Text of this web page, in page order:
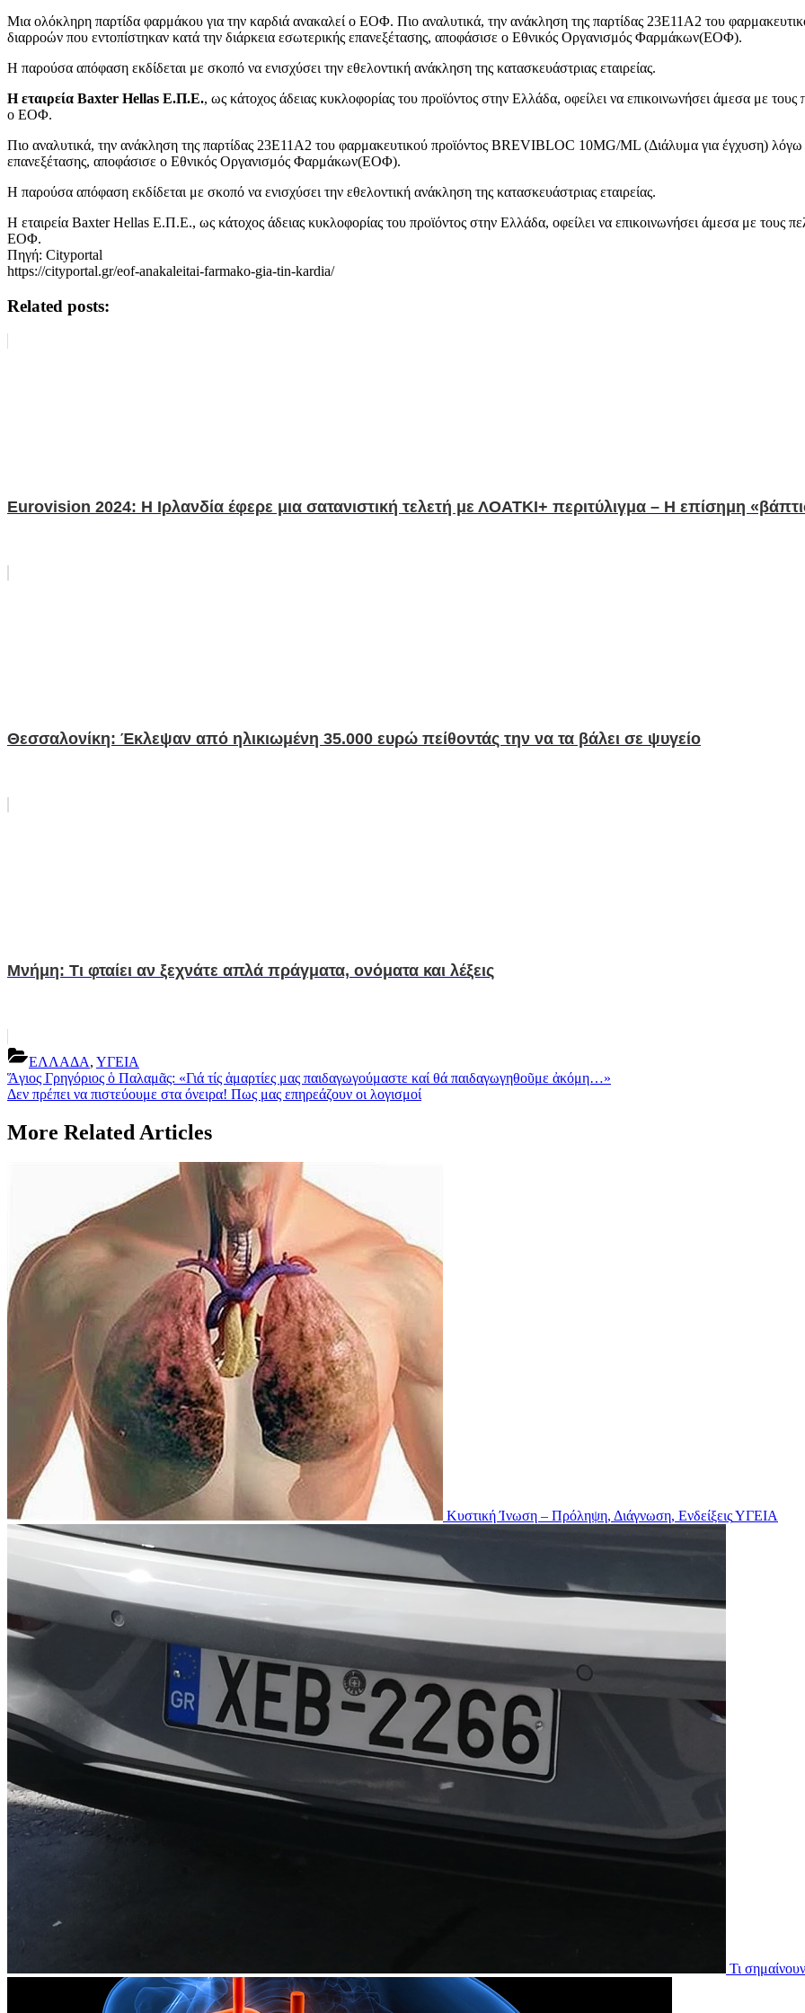
Μια ολόκληρη παρτίδα φαρμάκου για την καρδιά ανακαλεί ο ΕΟΦ. Πιο αναλυτικά, την ανάκληση της παρτίδας 23E11A2 του
διαρροών που εντοπίστηκαν κατά την διάρκεια εσωτερικής επανεξέτασης, αποφάσισε ο Εθνικός Οργανισμός Φαρμάκων(ΕΟΦ).
Η παρούσα απόφαση εκδίδεται με σκοπό να ενισχύσει την εθελοντική ανάκληση της κατασκευάστριας εταιρείας.
Η εταιρεία Baxter Hellas Ε.Π.Ε., ως κάτοχος άδειας κυκλοφορίας του προϊόντος στην Ελλάδα, οφείλει να επικοινωνήσει άμεσα με
ο ΕΟΦ.
Πιο αναλυτικά, την ανάκληση της παρτίδας 23E11A2 του φαρμακευτικού προϊόντος BREVIBLOC 10MG/ML (Διάλυμα για έγχυση) λόγω
επανεξέτασης, αποφάσισε ο Εθνικός Οργανισμός Φαρμάκων(ΕΟΦ).
Η παρούσα απόφαση εκδίδεται με σκοπό να ενισχύσει την εθελοντική ανάκληση της κατασκευάστριας εταιρείας.
Η εταιρεία Baxter Hellas Ε.Π.Ε., ως κάτοχος άδειας κυκλοφορίας του προϊόντος στην Ελλάδα, οφείλει να επικοινωνήσει άμεσα με τους
ΕΟΦ.
Πηγή: Cityportal
https://cityportal.gr/eof-anakaleitai-farmako-gia-tin-kardia/
Related posts:
Eurovision 2024: Η Ιρλανδία έφερε μια σατανιστική τελετή με ΛΟΑΤΚΙ+ περιτύλιγμα – Η επίσημη
Θεσσαλονίκη: Έκλεψαν από ηλικιωμένη 35.000 ευρώ πείθοντάς την να τα βάλει σε ψυγείο
Μνήμη: Τι φταίει αν ξεχνάτε απλά πράγματα, ονόματα και λέξεις
ΕΛΛΑΔΑ, ΥΓΕΙΑ
Post
navigation
Previous
Post:
Ἅγιος Γρηγόριος ὁ Παλαμᾶς: «Γιά τίς ἁμαρτίες μας παιδαγωγούμαστε καί θά παιδαγωγηθοῦμε ἀκόμη…»
Next
Δεν πρέπει να πιστεύουμε στα όνειρα! Πως μας επηρεάζουν οι λογισμοί
More Related Articles
Κυστική Ίνωση – Πρόληψη, Διάγνωση, ΕνδείξειςΥΓΕΙΑ
Τι